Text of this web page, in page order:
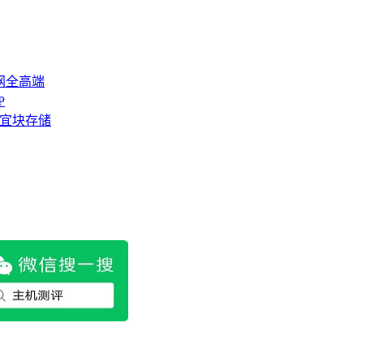
全高端
块存储